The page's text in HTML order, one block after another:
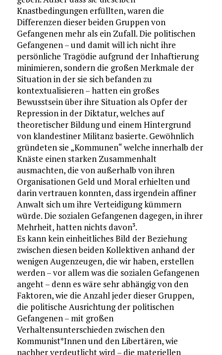
Knastbedingungen erfüllten, waren die
Differenzen dieser beiden Gruppen von
Gefangenen mehr als ein Zufall. Die politischen
Gefangenen – und damit will ich nicht ihre
persönliche Tragödie aufgrund der Inhaftierung
minimieren, sondern die großen Merkmale der
Situation in der sie sich befanden zu
kontextualisieren – hatten ein großes
Bewusstsein über ihre Situation als Opfer der
Repression in der Diktatur, welches auf
theoretischer Bildung und einem Hintergrund
von klandestiner Militanz basierte. Gewöhnlich
gründeten sie „Kommunen“ welche innerhalb der
Knäste einen starken Zusammenhalt
ausmachten, die von außerhalb von ihren
Organisationen Geld und Moral erhielten und
darin vertrauen konnten, dass irgendein affiner
Anwalt sich um ihre Verteidigung kümmern
würde. Die sozialen Gefangenen dagegen, in ihrer
Mehrheit, hatten nichts davon3.
Es kann kein einheitliches Bild der Beziehung
zwischen diesen beiden Kollektiven anhand der
wenigen Augenzeugen, die wir haben, erstellen
werden – vor allem was die sozialen Gefangenen
angeht – denn es wäre sehr abhängig von den
Faktoren, wie die Anzahl jeder dieser Gruppen,
die politische Ausrichtung der politischen
Gefangenen – mit großen
Verhaltensunterschieden zwischen den
Kommunist*Innen und den Libertären, wie
nachher verdeutlicht wird – die materiellen